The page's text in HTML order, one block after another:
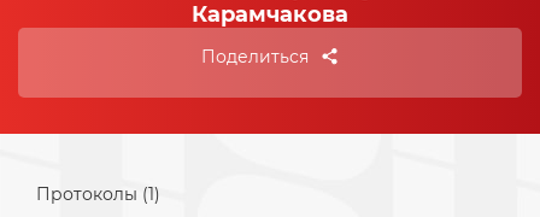
Карамчакова
Поделиться
Протоколы (1)